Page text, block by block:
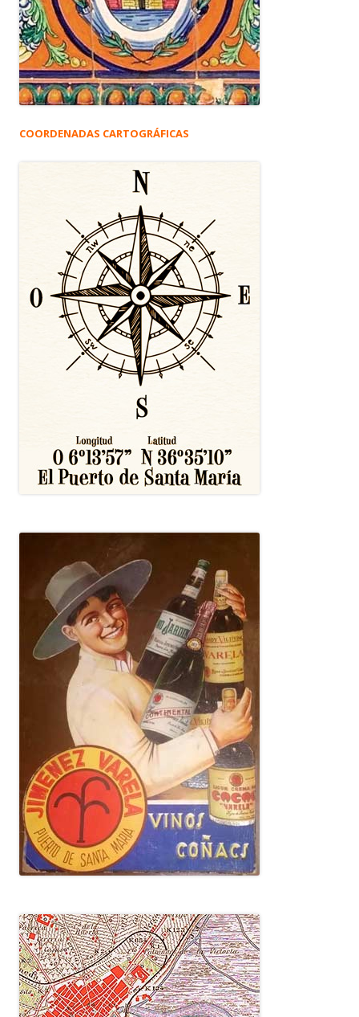
COORDENADAS CARTOGRÁFICAS